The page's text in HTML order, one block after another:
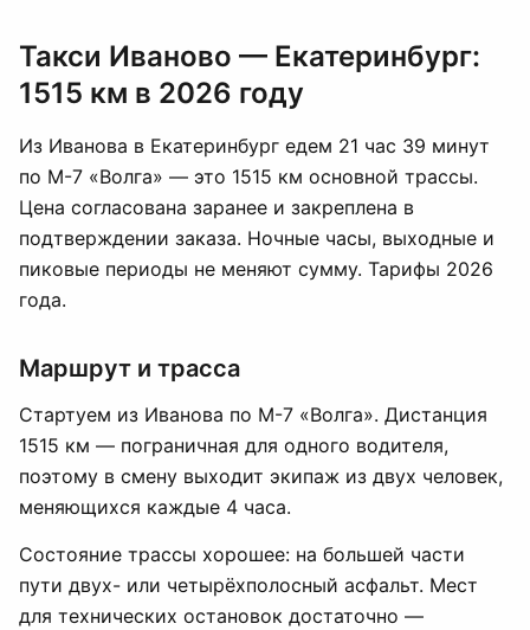
Такси Иваново — Екатеринбург:
1515 км в 2026 году
Из Иванова в Екатеринбург едем 21 час 39 минут
по М-7 «Волга» — это 1515 км основной трассы.
Цена согласована заранее и закреплена в
подтверждении заказа. Ночные часы, выходные и
пиковые периоды не меняют сумму. Тарифы 2026
года.
Маршрут и трасса
Стартуем из Иванова по М-7 «Волга». Дистанция
1515 км — пограничная для одного водителя,
поэтому в смену выходит экипаж из двух человек,
меняющихся каждые 4 часа.
Состояние трассы хорошее: на большей части
пути двух- или четырёхполосный асфальт. Мест
для технических остановок достаточно —